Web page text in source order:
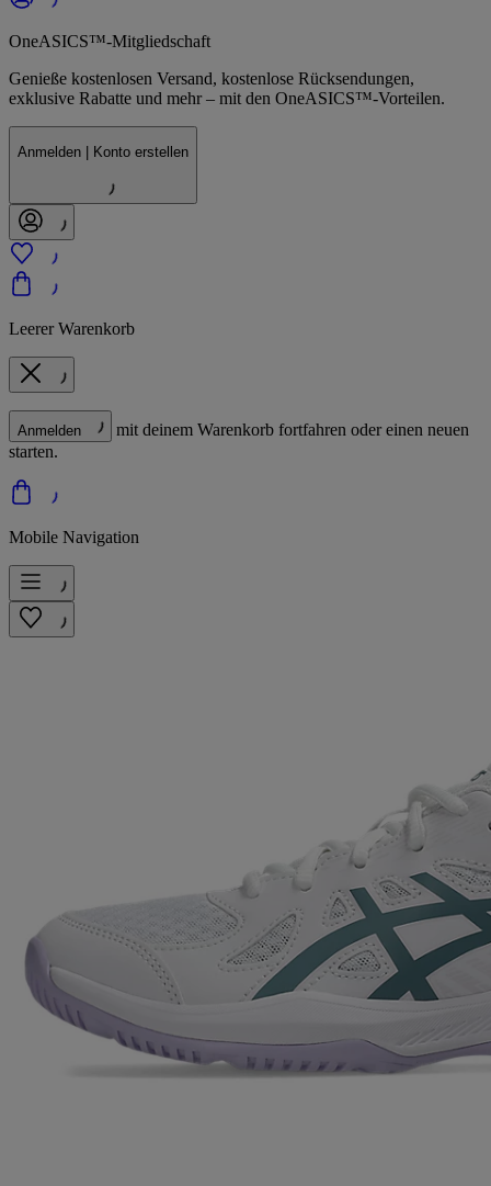
OneASICS™-Mitgliedschaft
Genieße kostenlosen Versand, kostenlose Rücksendungen,
exklusive Rabatte und mehr – mit den OneASICS™-Vorteilen.
Anmelden | Konto erstellen
Leerer Warenkorb
Anmelden
mit deinem Warenkorb fortfahren oder einen neuen
starten.
Mobile Navigation